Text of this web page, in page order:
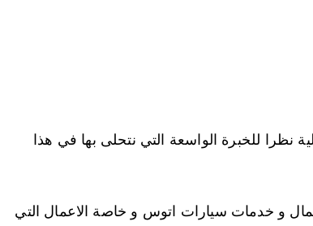
نظرا للخبرة الواسعة التي نتحلى بها في هذا
و خدمات سيارات اتوس و خاصة الاعمال التي